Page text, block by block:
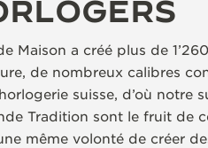
Maison a créé plus de
de nombreux calibres
suisse, d’où notre
Tradition sont le fruit de
même volonté de créer